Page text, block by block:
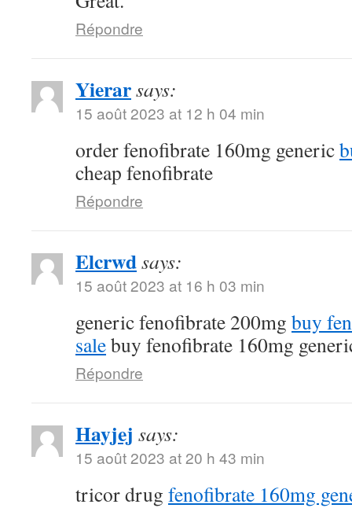
Répondre
Yierarsays:
15 août 2023 at 12 h 04 min
order fenofibrate 160mg generic
cheap fenofibrate
Répondre
Elcrwdsays:
15 août 2023 at 16 h 03 min
generic fenofibrate 200mg buy
salebuy fenofibrate 160mg
Répondre
Hayjej says:
15 août 2023 at 20 h 43 min
tricor drug fenofibrate 160mg